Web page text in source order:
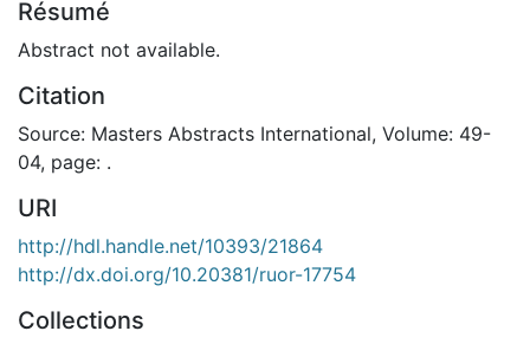
Résumé
Abstract not available.
Citation
Source: Masters Abstracts International, Volume: 49-
04, page: .
URI
http://hdl.handle.net/10393/21864
http://dx.doi.org/10.20381/ruor-17754
Collections